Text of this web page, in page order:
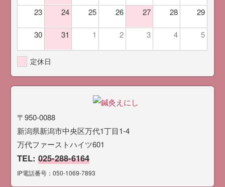
23 24 25 26 27 28 29
30 31 1 2 3 4 5
定休日
〒950-0088
新潟県新潟市中央区万代1丁目1-4
万代ファーストハイツ601
TEL:025-288-6164
IP電話番号：050-1069-7893